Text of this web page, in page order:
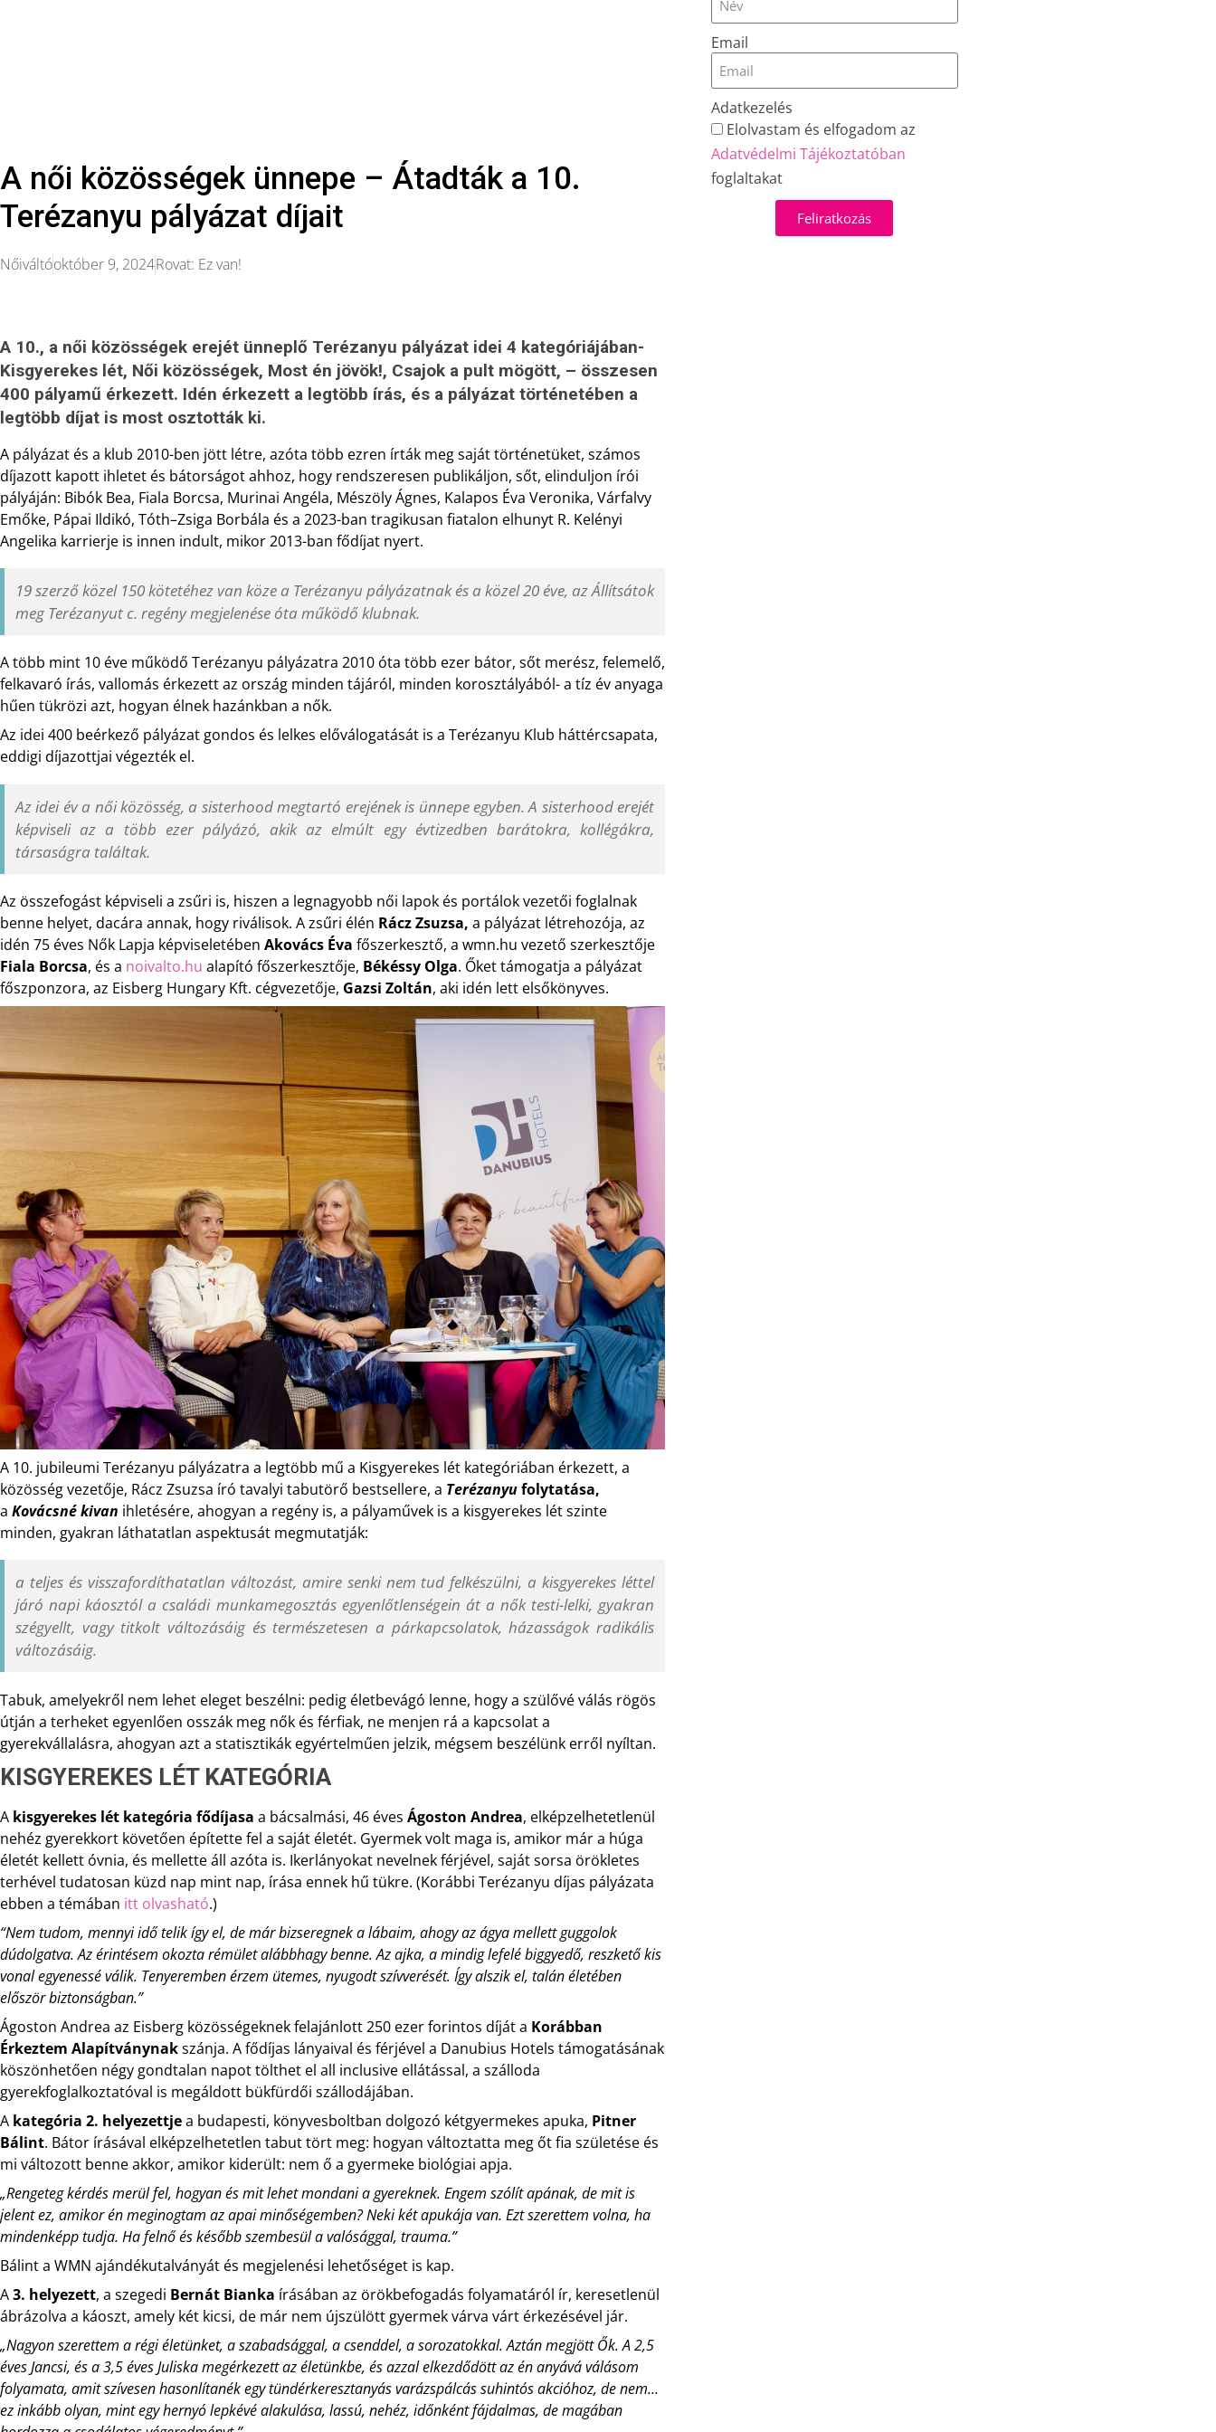
A női közösségek ünnepe – Átadták a 10.
Terézanyu pályázat díjait
Nőiváltóoktóber 9, 2024Rovat: Ez van!
A 10., a női közösségek erejét ünneplő Terézanyu pályázat idei 4 kategóriájában-
Kisgyerekes lét, Női közösségek, Most én jövök!, Csajok a pult mögött, – összesen
400 pályamű érkezett. Idén érkezett a legtöbb írás, és a pályázat történetében a
legtöbb díjat is most osztották ki.
A pályázat és a klub 2010-ben jött létre, azóta több ezren írták meg saját történetüket, számos
díjazott kapott ihletet és bátorságot ahhoz, hogy rendszeresen publikáljon, sőt, elinduljon írói
pályáján: Bibók Bea, Fiala Borcsa, Murinai Angéla, Mészöly Ágnes, Kalapos Éva Veronika, Várfalvy
Emőke, Pápai Ildikó, Tóth–Zsiga Borbála és a 2023-ban tragikusan fiatalon elhunyt R. Kelényi
Angelika karrierje is innen indult, mikor 2013-ban fődíjat nyert.
19 szerző közel 150 kötetéhez van köze a Terézanyu pályázatnak és a közel 20 éve, az Állítsátok
meg Terézanyut c. regény megjelenése óta működő klubnak.
A több mint 10 éve működő Terézanyu pályázatra 2010 óta több ezer bátor, sőt merész, felemelő,
felkavaró írás, vallomás érkezett az ország minden tájáról, minden korosztályából- a tíz év anyaga
hűen tükrözi azt, hogyan élnek hazánkban a nők.
Az idei 400 beérkező pályázat gondos és lelkes előválogatását is a Terézanyu Klub háttércsapata,
eddigi díjazottjai végezték el.
Az idei év a női közösség, a sisterhood megtartó erejének is ünnepe egyben. A sisterhood erejét
képviseli az a több ezer pályázó, akik az elmúlt egy évtizedben barátokra, kollégákra,
társaságra találtak.
Az összefogást képviseli a zsűri is, hiszen a legnagyobb női lapok és portálok vezetői foglalnak
benne helyet, dacára annak, hogy riválisok. A zsűri élén Rácz Zsuzsa, a pályázat létrehozója, az
idén 75 éves Nők Lapja képviseletében Akovács Éva főszerkesztő, a wmn.hu vezető szerkesztője
Fiala Borcsa, és a noivalto.hu alapító főszerkesztője, Békéssy Olga. Őket támogatja a pályázat
főszponzora, az Eisberg Hungary Kft. cégvezetője, Gazsi Zoltán, aki idén lett elsőkönyves.
A 10. jubileumi Terézanyu pályázatra a legtöbb mű a Kisgyerekes lét kategóriában érkezett, a
közösség vezetője, Rácz Zsuzsa író tavalyi tabutörő bestsellere, a Terézanyufolytatása,
a Kovácsné kivan ihletésére, ahogyan a regény is, a pályaművek is a kisgyerekes lét szinte
minden, gyakran láthatatlan aspektusát megmutatják:
a teljes és visszafordíthatatlan változást, amire senki nem tud felkészülni, a kisgyerekes léttel
járó napi káosztól a családi munkamegosztás egyenlőtlenségein át a nők testi-lelki, gyakran
szégyellt, vagy titkolt változásáig és természetesen a párkapcsolatok, házasságok radikális
változásáig.
Tabuk, amelyekről nem lehet eleget beszélni: pedig életbevágó lenne, hogy a szülővé válás rögös
útján a terheket egyenlően osszák meg nők és férfiak, ne menjen rá a kapcsolat a
gyerekvállalásra, ahogyan azt a statisztikák egyértelműen jelzik, mégsem beszélünk erről nyíltan.
KISGYEREKES LÉT KATEGÓRIA
A kisgyerekes lét kategória fődíjasa a bácsalmási, 46 éves Ágoston Andrea, elképzelhetetlenül
nehéz gyerekkort követően építette fel a saját életét. Gyermek volt maga is, amikor már a húga
életét kellett óvnia, és mellette áll azóta is. Ikerlányokat nevelnek férjével, saját sorsa örökletes
terhével tudatosan küzd nap mint nap, írása ennek hű tükre. (Korábbi Terézanyu díjas pályázata
ebben a témában itt olvasható.)
“Nem tudom, mennyi idő telik így el, de már bizseregnek a lábaim, ahogy az ágya mellett guggolok
dúdolgatva. Az érintésem okozta rémület alábbhagy benne. Az ajka, a mindig lefelé biggyedő, reszkető kis
vonal egyenessé válik. Tenyeremben érzem ütemes, nyugodt szívverését. Így alszik el, talán életében
először biztonságban.”
Ágoston Andrea az Eisberg közösségeknek felajánlott 250 ezer forintos díját a Korábban
Érkeztem Alapítványnakszánja. A fődíjas lányaival és férjével a Danubius Hotels támogatásának
köszönhetően négy gondtalan napot tölthet el all inclusive ellátással, a szálloda
gyerekfoglalkoztatóval is megáldott bükfürdői szállodájában.
A kategória 2. helyezettjea budapesti, könyvesboltban dolgozó kétgyermekes apuka, Pitner
Bálint. Bátor írásával elképzelhetetlen tabut tört meg: hogyan változtatta meg őt fia születése és
mi változott benne akkor, amikor kiderült: nem ő a gyermeke biológiai apja.
„Rengeteg kérdés merül fel, hogyan és mit lehet mondani a gyereknek. Engem szólít apának, de mit is
jelent ez, amikor én meginogtam az apai minőségemben? Neki két apukája van. Ezt szerettem volna, ha
mindenképp tudja. Ha felnő és később szembesül a valósággal, trauma.”
Bálint a WMN ajándékutalványát és megjelenési lehetőséget is kap.
A3. helyezett, a szegedi Bernát Bianka írásában az örökbefogadás folyamatáról ír, keresetlenül
ábrázolva a káoszt, amely két kicsi, de már nem újszülött gyermek várva várt érkezésével jár.
„Nagyon szerettem a régi életünket, a szabadsággal, a csenddel, a sorozatokkal. Aztán megjött Ők. A 2,5
éves Jancsi, és a 3,5 éves Juliska megérkezett az életünkbe, és azzal elkezdődött az én anyává válásom
folyamata, amit szívesen hasonlítanék egy tündérkeresztanyás varázspálcás suhintós akcióhoz, de nem…
ez inkább olyan, mint egy hernyó lepkévé alakulása, lassú, nehéz, időnként fájdalmas, de magában
Email
Adatkezelés
Elolvastam és elfogadom az
Adatvédelmi Tájékoztatóban
foglaltakat
Feliratkozás